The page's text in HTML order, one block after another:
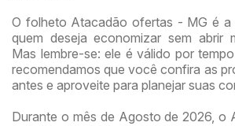
O folheto Atacadão ofertas - MG é a
quem deseja economizar sem abrir
Mas lembre-se: ele é válido por
recomendamos que você confira as
antes e aproveite para planejar suas
Durante o mês de Agosto de 2026, o